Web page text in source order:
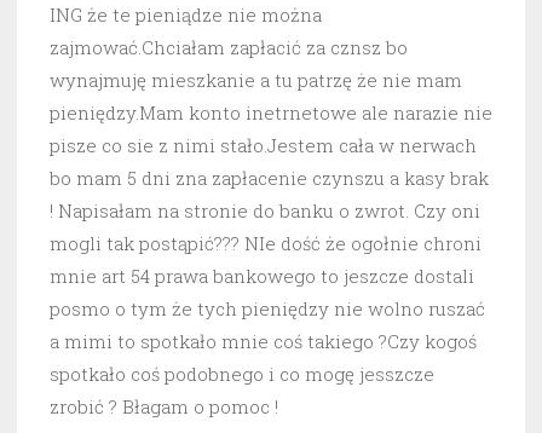
ING że te pieniądze nie można
zajmować.Chciałam zapłacić za cznsz bo
wynajmuję mieszkanie a tu patrzę że nie mam
pieniędzy.Mam konto inetrnetowe ale narazie nie
pisze co sie z nimi stało.Jestem cała w nerwach
bo mam 5 dni zna zapłacenie czynszu a kasy brak
! Napisałam na stronie do banku o zwrot. Czy oni
mogli tak postąpić??? NIe dość że ogołnie chroni
mnie art 54 prawa bankowego to jeszcze dostali
posmo o tym że tych pieniędzy nie wolno ruszać
a mimi to spotkało mnie coś takiego ?Czy kogoś
spotkało coś podobnego i co mogę jesszcze
zrobić ? Błagam o pomoc !